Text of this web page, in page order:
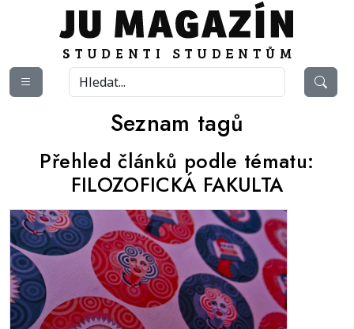
Seznam tagů
Přehled článků podle tématu:
FILOZOFICKÁ FAKULTA